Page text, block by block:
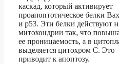
каскад, который активирует
проапоптотическое белки
и p53. Эти белки действуют
митохондрии так, что
ее проницаемость, а в
выделяется цитохром С. Это
приводит к апоптозу.